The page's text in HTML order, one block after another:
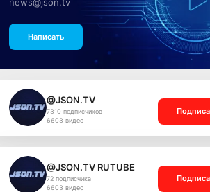
Написать
@JSON.TV
7310 подписчиков
6603 видео
@JSON.TV RUTUBE
72 подписчика
6603 видео